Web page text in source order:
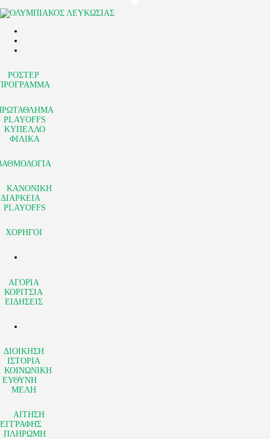
ΡΟΣΤΕΡ
PLAYOFFS
ΚΥΠΕΛΛΟ
ΦΙΛΙΚΑ
ΚΑΝΟΝΙΚΗ
ΔΙΑΡΚΕΙΑ
PLAYOFFS
ΧΟΡΗΓΟΙ
ΑΓΟΡΙΑ
ΚΟΡΙΤΣΙΑ
ΕΙΔΗΣΕΙΣ
ΔΙΟΙΚΗΣΗ
ΙΣΤΟΡΙΑ
ΚΟΙΝΩΝΙΚΗ
ΕΥΘΥΝΗ
ΜΕΛΗ
ΑΙΤΗΣΗ
ΕΓΓΡΑΦΗΣ
ΠΛΗΡΩΜΗ
ΑΡΧΙΚΗ
ΑΚΑΔΗΜΙΕΣ
e-Shop
ΕΙΣΙΤΗΡΙΑ